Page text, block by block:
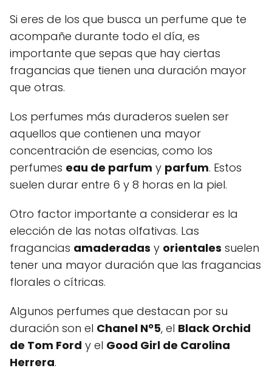
Si eres de los que busca un perfume que te
acompañe durante todo el día, es
importante que sepas que hay ciertas
fragancias que tienen una duración mayor
que otras.
Los perfumes más duraderos suelen ser
aquellos que contienen una mayor
concentración de esencias, como los
perfumes eau de parfum y parfum. Estos
suelen durar entre 6 y 8 horas en la piel.
Otro factor importante a considerar es la
elección de las notas olfativas. Las
fragancias amaderadas y orientales suelen
tener una mayor duración que las fragancias
florales o cítricas.
Algunos perfumes que destacan por su
duración son el Chanel Nº5, el Black Orchid
de Tom Ford y el Good Girl de Carolina
Herrera.